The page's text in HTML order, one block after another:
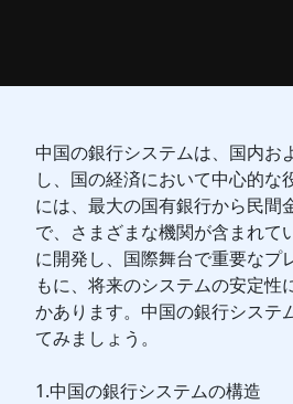
中国の銀行システムは、国内お
し、国の経済において中心的
には、最大の国有銀行から民間
で、さまざまな機関が含まれて
に開発し、国際舞台で重要なプ
もに、将来のシステムの安定
かあります。中国の銀行システ
てみましょう。
1.中国の銀行システムの構造